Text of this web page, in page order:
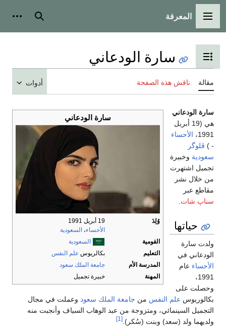
القائمة الرئيسية
المعرفة بحث
تبديل عرض جدول المحتويات
سارة الودعاني
مقالة ناقش هذه الصفحة أدوات
سارة الودعاني
وُلِدَ
19 أبريل 1991
الأحساء، السعودية
القومية
السعودية
التعليم
بكالريوس علم النفس
المدرسة الأم
جامعة الملك سعود
المهنة
خبيرة تجميل
سارة الودعاني
هي (19 أبريل
1991،
الأحساء
- ) ڤلوگر
سعودية وخبيرة
تجميل اشتهرت
من خلال نشر
مقاطع عبر
سناپ شات
حياتها
ولدت سارة
الودعاني في
الأحساء عام
1991،
وحصلت على
بكالوريوس علم النفس من جامعة الملك سعود وعملت في مجال
التجميل السينمائي، ومتزوجة من عبد الوهاب السياف وأنجبت منه
ولديهما ولد (سعد) وبنت (سُكر).[1]